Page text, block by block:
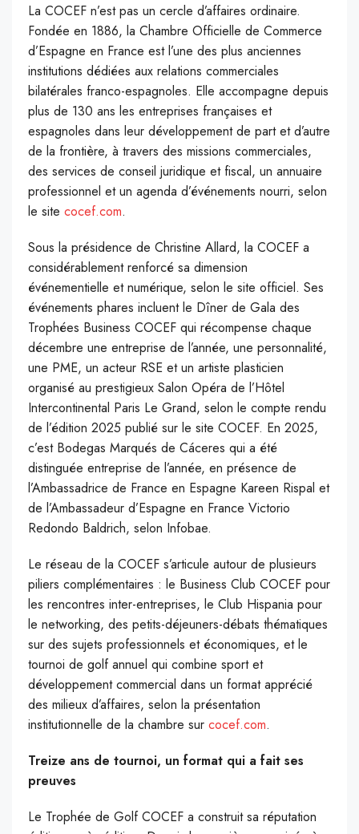
La COCEF n’est pas un cercle d’affaires ordinaire.
Fondée en 1886, la Chambre Officielle de Commerce
d’Espagne en France est l’une des plus anciennes
institutions dédiées aux relations commerciales
bilatérales franco-espagnoles. Elle accompagne depuis
plus de 130 ans les entreprises françaises et
espagnoles dans leur développement de part et d’autre
de la frontière, à travers des missions commerciales,
des services de conseil juridique et fiscal, un annuaire
professionnel et un agenda d’événements nourri, selon
le site cocef.com.
Sous la présidence de Christine Allard, la COCEF a
considérablement renforcé sa dimension
événementielle et numérique, selon le site officiel. Ses
événements phares incluent le Dîner de Gala des
Trophées Business COCEF qui récompense chaque
décembre une entreprise de l’année, une personnalité,
une PME, un acteur RSE et un artiste plasticien
organisé au prestigieux Salon Opéra de l’Hôtel
Intercontinental Paris Le Grand, selon le compte rendu
de l’édition 2025 publié sur le site COCEF. En 2025,
c’est Bodegas Marqués de Cáceres qui a été
distinguée entreprise de l’année, en présence de
l’Ambassadrice de France en Espagne Kareen Rispal et
de l’Ambassadeur d’Espagne en France Victorio
Redondo Baldrich, selon Infobae.
Le réseau de la COCEF s’articule autour de plusieurs
piliers complémentaires : le Business Club COCEF pour
les rencontres inter-entreprises, le Club Hispania pour
le networking, des petits-déjeuners-débats thématiques
sur des sujets professionnels et économiques, et le
tournoi de golf annuel qui combine sport et
développement commercial dans un format apprécié
des milieux d’affaires, selon la présentation
institutionnelle de la chambre sur cocef.com.
Treize ans de tournoi, un format qui a fait ses
preuves
Le Trophée de Golf COCEF a construit sa réputation